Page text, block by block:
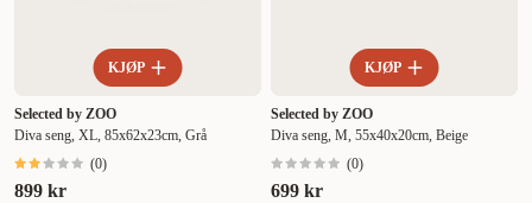
KJØP
Selected by ZOO
Diva seng, XL, 85x62x23cm, Grå
(0)
899 kr
KJØP
Selected by ZOO
Diva seng, M, 55x40x20cm, Beige
(0)
699 kr